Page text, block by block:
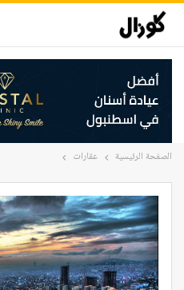
الصفحة الرئيسية عقارات